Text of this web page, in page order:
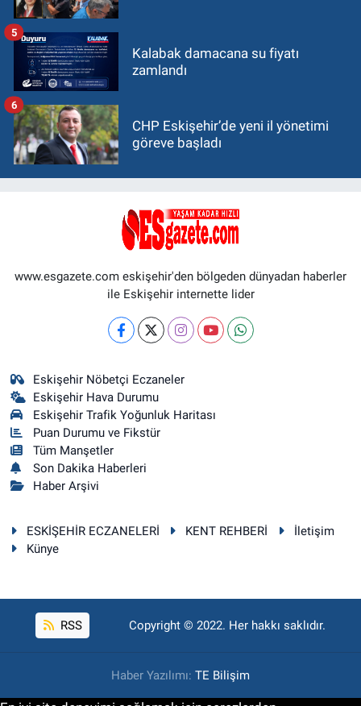
Kalabak damacana su fiyatı
zamlandı
5
CHP Eskişehir’de yeni il yönetimi
göreve başladı
6
www.esgazete.com eskişehir'den bölgeden dünyadan haberler
ile Eskişehir internette lider
Eskişehir Nöbetçi Eczaneler
Eskişehir Hava Durumu
Eskişehir Trafik Yoğunluk Haritası
Puan Durumu ve Fikstür
Tüm Manşetler
Son Dakika Haberleri
Haber Arşivi
ESKİŞEHİR ECZANELERİ KENT REHBERİ
İletişim
Künye
RSS Copyright © 2022. Her hakkı saklıdır.
Haber Yazılımı: TE Bilişim